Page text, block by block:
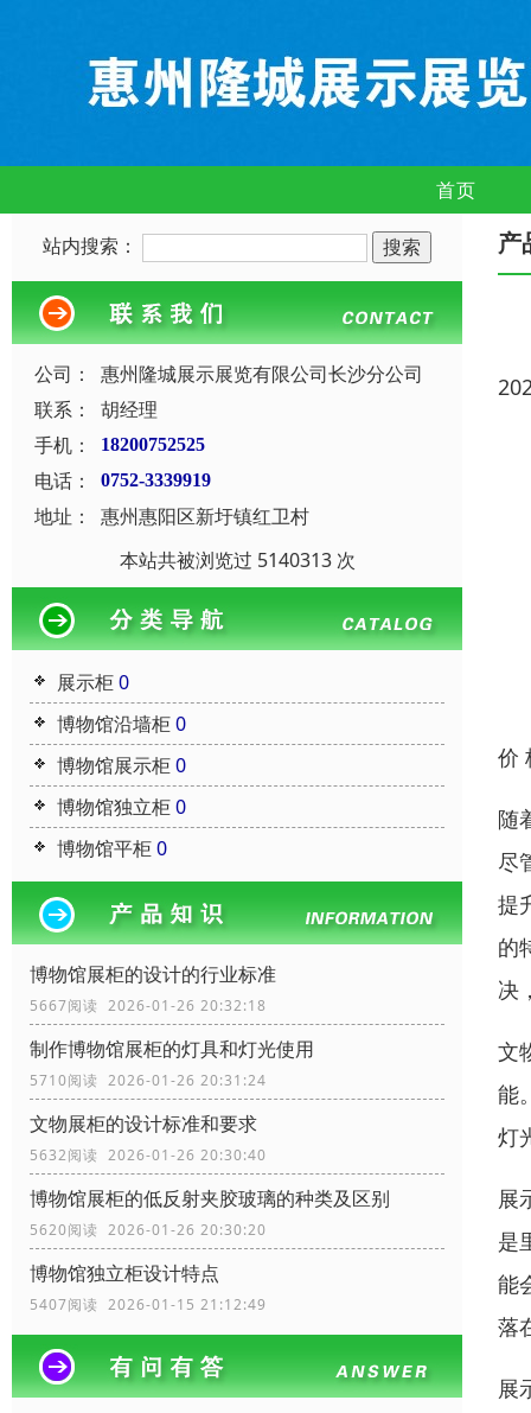
首页
站内搜索：
公司：
惠州隆城展示展览有限公司长沙分公司
联系：
胡经理
手机：
18200752525
电话： 0752-3339919
地址：
惠州惠阳区新圩镇红卫村
本站共被浏览过 5140313 次
展示柜0
博物馆沿墙柜0
博物馆展示柜0
博物馆独立柜0
博物馆平柜0
博物馆展柜的设计的行业标准
5667阅读 2026-01-26 20:32:18
制作博物馆展柜的灯具和灯光使用
5710阅读 2026-01-26 20:31:24
文物展柜的设计标准和要求
5632阅读 2026-01-26 20:30:40
博物馆展柜的低反射夹胶玻璃的种类及区别
5620阅读 2026-01-26 20:30:20
博物馆独立柜设计特点
5407阅读 2026-01-15 21:12:49
产
价
随
尽
提
的
决
文
能
灯
展
是
能
落
展